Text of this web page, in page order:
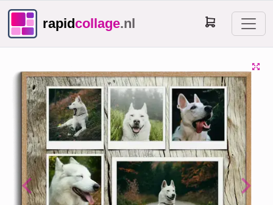
rapidcollage.nl
Previous Next